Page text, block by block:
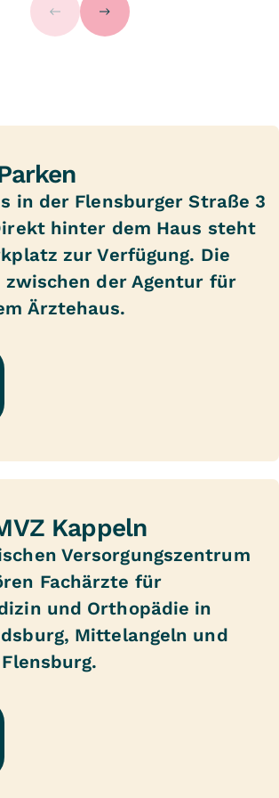
in der Flensburger Straße 3
hinter dem Haus steht
zur Verfügung. Die
der Agentur für
Ärztehaus.
Kappeln
Versorgungszentrum
Fachärzte für
und Orthopädie in
Mittelangeln und